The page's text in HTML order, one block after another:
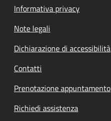
Informativa privacy
Note legali
Dichiarazione di accessibilità
Contatti
Prenotazione appuntamento
Richiedi assistenza